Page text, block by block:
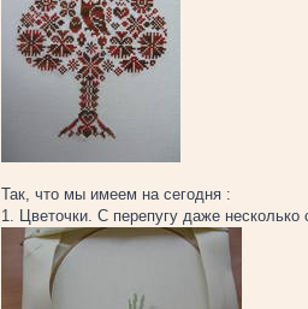
Так, что мы имеем на сегодня :
1. Цветочки. С перепугу даже